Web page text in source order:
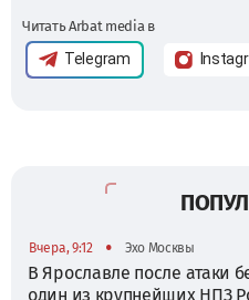
Читать Arbat media в
Telegram
Вчера, 9:12 • Эхо Москвы
В Ярославле после атаки
один из крупнейших НПЗ